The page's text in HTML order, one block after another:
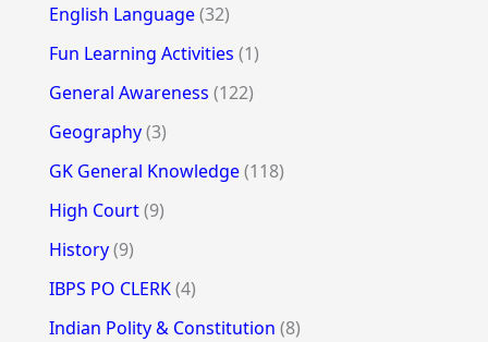
English Language(32)
Fun Learning Activities (1)
General Awareness (122)
Geography(3)
GK General Knowledge(118)
High Court(9)
History(9)
IBPS PO CLERK(4)
Indian Polity & Constitution (8)